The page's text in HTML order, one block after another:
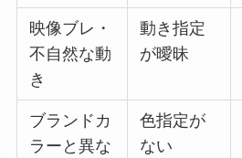
映像ブレ・
不自然な動
き
動き指定
が曖昧
ブランドカ
ラーと異な
色指定が
ない